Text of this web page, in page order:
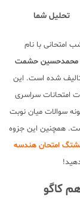
تحلیل شما
امتحانی با نام
محمدحسین حشمت
تالیف شده است. این
امتحانات سراسری
سوالات میان نوبت
همچنین این جزوه
امتحان هندسه
کاگو